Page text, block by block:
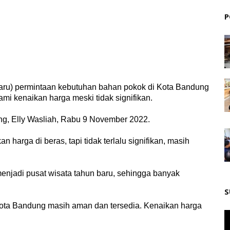
permintaan kebutuhan bahan pokok di Kota Bandung
kenaikan harga meski tidak signifikan.
Elly Wasliah, Rabu 9 November 2022.
harga di beras, tapi tidak terlalu signifikan, masih
pusat wisata tahun baru, sehingga banyak
Bandung masih aman dan tersedia. Kenaikan harga